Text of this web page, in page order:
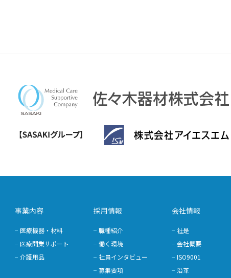
事業内容
医療機器・材料
医療開業サポート
介護用品
採用情報
職種紹介
働く環境
社員インタビュー
募集要項
会社情報
社是
会社概要
ISO9001
沿革